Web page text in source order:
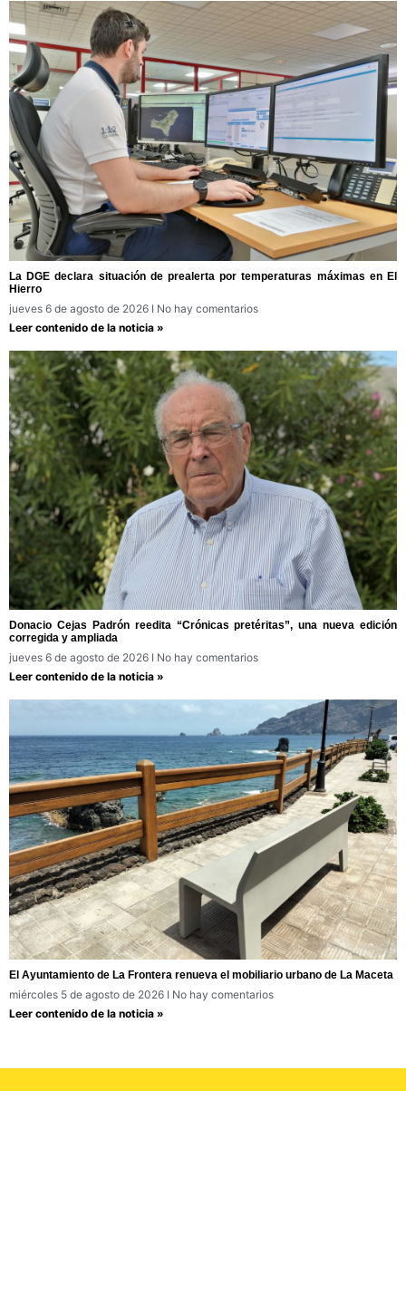
La DGE declara situación de prealerta por temperaturas máximas en El
Hierro
jueves 6 de agosto de 2026
No hay comentarios
Leer contenido de la noticia »
Donacio Cejas Padrón reedita “Crónicas pretéritas”, una nueva edición
corregida y ampliada
jueves 6 de agosto de 2026
No hay comentarios
Leer contenido de la noticia »
El Ayuntamiento de La Frontera renueva el mobiliario urbano de La Maceta
miércoles 5 de agosto de 2026
No hay comentarios
Leer contenido de la noticia »